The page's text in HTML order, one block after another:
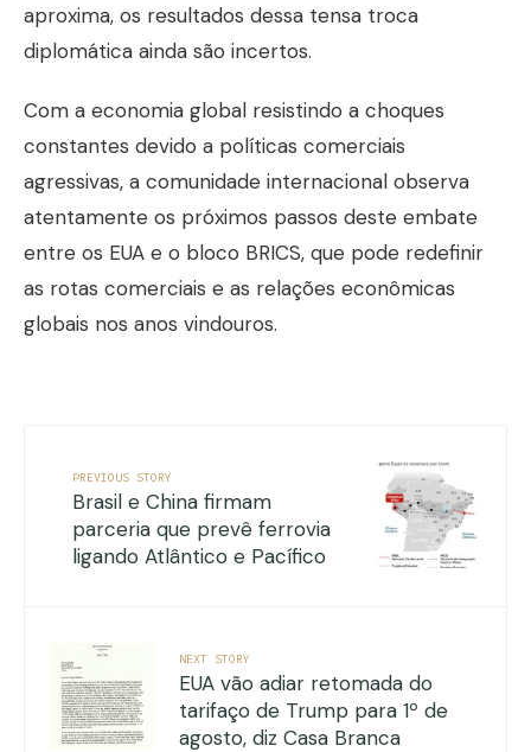
aproxima, os resultados dessa tensa troca
diplomática ainda são incertos.
Com a economia global resistindo a choques
constantes devido a políticas comerciais
agressivas, a comunidade internacional observa
atentamente os próximos passos deste embate
entre os EUA e o bloco BRICS, que pode redefinir
as rotas comerciais e as relações econômicas
globais nos anos vindouros.
PREVIOUS STORY
Brasil e China firmam
parceria que prevê ferrovia
ligando Atlântico e Pacífico
NEXT STORY
EUA vão adiar retomada do
tarifaço de Trump para 1º de
agosto, diz Casa Branca